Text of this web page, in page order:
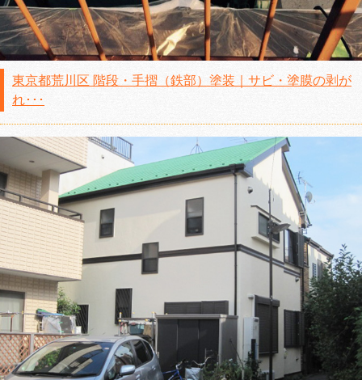
東京都荒川区 階段・手摺（鉄部）塗装｜サビ・塗膜の剥が
れ･･･